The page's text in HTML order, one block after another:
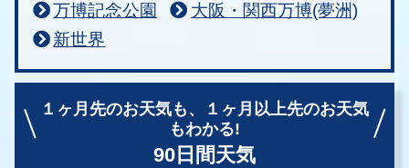
万博記念公園
大阪・関西万博(夢洲)
新世界
１ヶ月先のお天気も、
１ヶ月以上先のお天気
もわかる!
90日間天気